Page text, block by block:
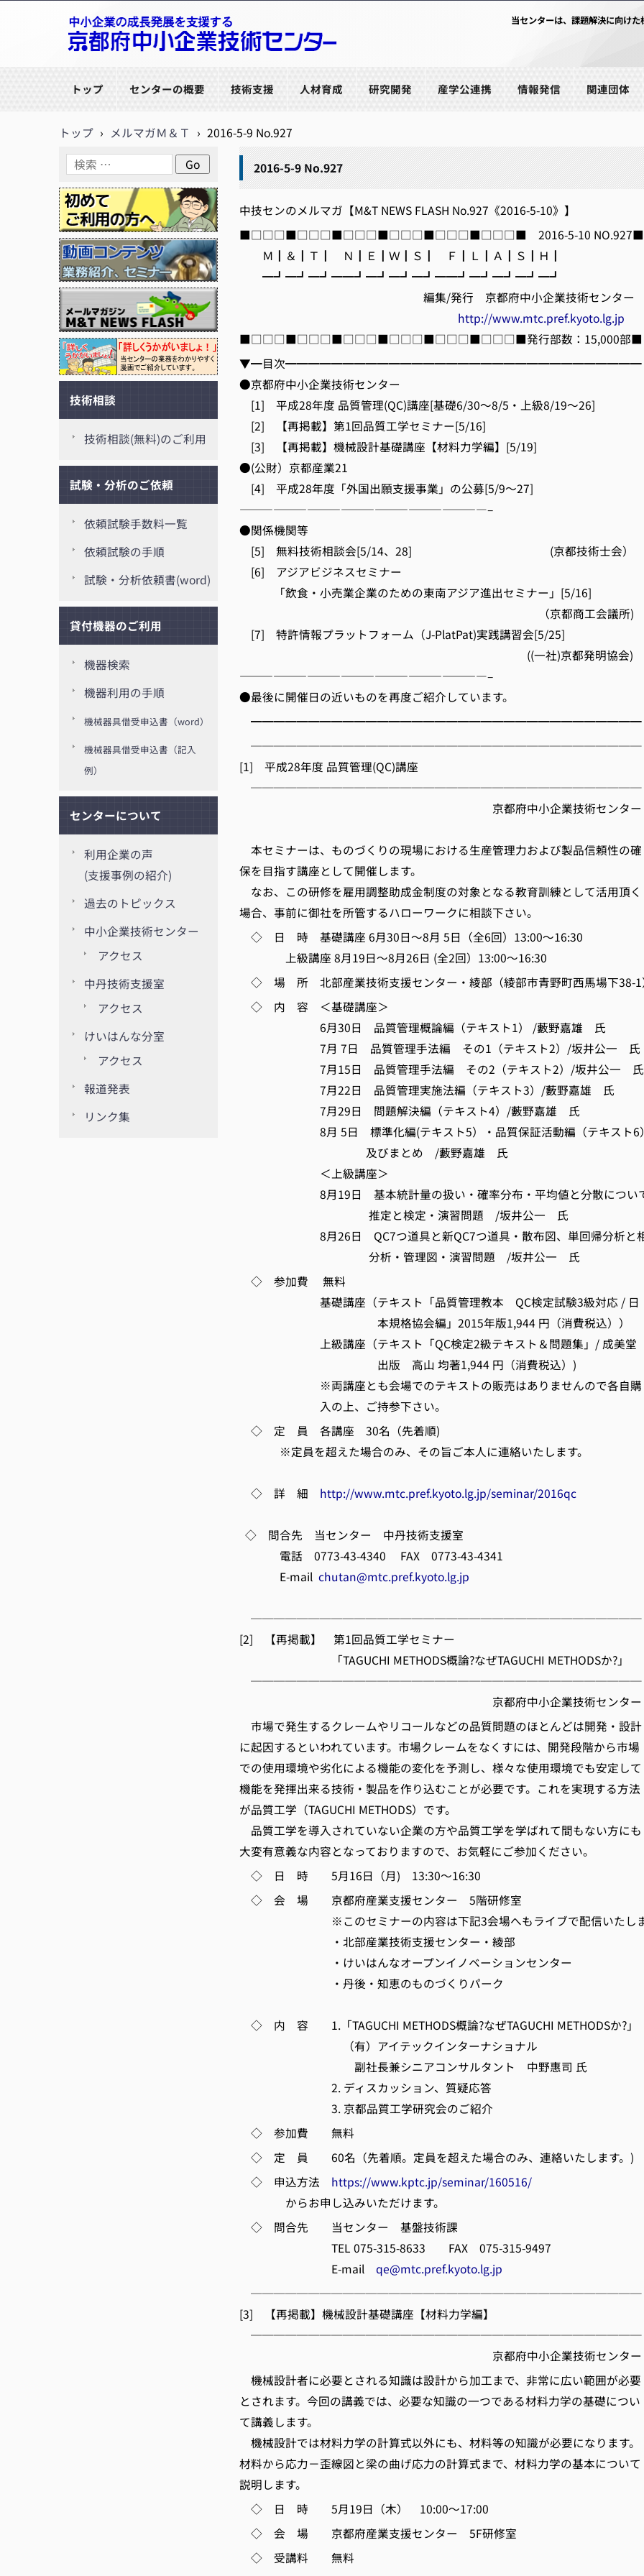
当センターは、課題解決に向け
トップ センターの概要 技術支援 人材育成 研究開発 産学公連携 情報発信 関連団体
トップ › メルマガＭ＆Ｔ › 2016-5-9 No.927
2016-5-9 No.927
中技センのメルマガ【M&T NEWS FLASH No.927《2016-5-10》】
■□□□■□□□■□□□■□□□■□□□■□□□■ 2016-5-10 NO.927■
Ｍ┃＆┃Ｔ┃ Ｎ┃Ｅ┃Ｗ┃Ｓ┃ Ｆ┃Ｌ┃Ａ┃Ｓ┃Ｈ┃
━┛━┛━┛━━┛━┛━┛━┛━━┛━┛━┛━┛━┛
編集/発行 京都府中小企業技術センター
http://www.mtc.pref.kyoto.lg.jp
■□□□■□□□■□□□■□□□■□□□■□□□■発行部数：15,000部■
▼━目次━━━━━━━━━━━━━━━━━━━━━━━━━━━━━━━
●京都府中小企業技術センター
[1] 平成28年度 品質管理(QC)講座[基礎6/30～8/5・上級8/19～26]
[2] 【再掲載】第1回品質工学セミナー[5/16]
[3] 【再掲載】機械設計基礎講座【材料力学編】[5/19]
●(公財）京都産業21
[4] 平成28年度「外国出願支援事業」の公募[5/9～27]
——————————————————————–
●関係機関等
[5] 無料技術相談会[5/14、28] (京都技術士会）
[6] アジアビジネスセミナー
「飲食・小売業企業のための東南アジア進出セミナー」[5/16]
（京都商工会議所)
[7] 特許情報プラットフォーム（J-PlatPat)実践講習会[5/25]
((一社)京都発明協会)
——————————————————————–
●最後に開催日の近いものを再度ご紹介しています。
━━━━━━━━━━━━━━━━━━━━━━━━━━━━━━━━━━
──────────────────────────────────
[1] 平成28年度 品質管理(QC)講座
──────────────────────────────────
京都府中小企業技術センター
本セミナーは、ものづくりの現場における生産管理力および製品信頼性の確
保を目指す講座として開催します。
なお、この研修を雇用調整助成金制度の対象となる教育訓練として活用頂く
場合、事前に御社を所管するハローワークに相談下さい。
◇ 日 時 基礎講座 6月30日～8月 5日（全6回）13:00～16:30
上級講座 8月19日～8月26日 (全2回）13:00～16:30
◇ 場 所 北部産業技術支援センター・綾部（綾部市青野町西馬場下38-1
◇ 内 容 ＜基礎講座＞
6月30日 品質管理概論編（テキスト1） /藪野嘉雄 氏
7月 7日 品質管理手法編 その1（テキスト2）/坂井公一 氏
7月15日 品質管理手法編 その2（テキスト2）/坂井公一 氏
7月22日 品質管理実施法編（テキスト3）/藪野嘉雄 氏
7月29日 問題解決編（テキスト4）/藪野嘉雄 氏
8月 5日 標準化編(テキスト5）・品質保証活動編（テキスト6
及びまとめ /藪野嘉雄 氏
＜上級講座＞
8月19日 基本統計量の扱い・確率分布・平均値と分散につい
推定と検定・演習問題 /坂井公一 氏
8月26日 QC7つ道具と新QC7つ道具・散布図、単回帰分析と
分析・管理図・演習問題 /坂井公一 氏
◇ 参加費 無料
基礎講座（テキスト「品質管理教本 QC検定試験3級対応 / 日
本規格協会編」2015年版1,944 円（消費税込））
上級講座（テキスト「QC検定2級テキスト＆問題集」/ 成美堂
出版 高山 均著1,944 円（消費税込）)
※両講座とも会場でのテキストの販売はありませんので各自購
入の上、ご持参下さい。
◇ 定 員 各講座 30名（先着順)
※定員を超えた場合のみ、その旨ご本人に連絡いたします。
◇ 詳 細 http://www.mtc.pref.kyoto.lg.jp/seminar/2016qc
◇ 問合先 当センター 中丹技術支援室
電話 0773-43-4340 FAX 0773-43-4341
E-mail chutan@mtc.pref.kyoto.lg.jp
──────────────────────────────────
[2] 【再掲載】 第1回品質工学セミナー
「TAGUCHI METHODS概論?なぜTAGUCHI METHODSか?
──────────────────────────────────
京都府中小企業技術センター
市場で発生するクレームやリコールなどの品質問題のほとんどは開発・設計
に起因するといわれています。市場クレームをなくすには、開発段階から市場
での使用環境や劣化による機能の変化を予測し、様々な使用環境でも安定して
機能を発揮出来る技術・製品を作り込むことが必要です。これを実現する方法
が品質工学（TAGUCHI METHODS）です。
品質工学を導入されていない企業の方や品質工学を学ばれて間もない方にも
大変有意義な内容となっておりますので、お気軽にご参加ください。
◇ 日 時 5月16日（月) 13:30～16:30
◇ 会 場 京都府産業支援センター 5階研修室
※このセミナーの内容は下記3会場へもライブで配信いたし
・北部産業技術支援センター・綾部
・けいはんなオープンイノベーションセンター
・丹後・知恵のものづくりパーク
◇ 内 容 1.「TAGUCHI METHODS概論?なぜTAGUCHI METHODSか?」
（有）アイテックインターナショナル
副社長兼シニアコンサルタント 中野惠司 氏
2. ディスカッション、質疑応答
3. 京都品質工学研究会のご紹介
◇ 参加費 無料
◇ 定 員 60名（先着順。定員を超えた場合のみ、連絡いたします。)
◇ 申込方法 https://www.kptc.jp/seminar/160516/
からお申し込みいただけます。
◇ 問合先 当センター 基盤技術課
TEL 075-315-8633 FAX 075-315-9497
E-mail qe@mtc.pref.kyoto.lg.jp
──────────────────────────────────
[3] 【再掲載】機械設計基礎講座【材料力学編】
──────────────────────────────────
京都府中小企業技術センター
機械設計者に必要とされる知識は設計から加工まで、非常に広い範囲が必要
とされます。今回の講義では、必要な知識の一つである材料力学の基礎につい
て講義します。
機械設計では材料力学の計算式以外にも、材料等の知識が必要になります。
材料から応力－歪線図と梁の曲げ応力の計算式まで、材料力学の基本について
説明します。
◇ 日 時 5月19日（木） 10:00～17:00
◇ 会 場 京都府産業支援センター 5F研修室
◇ 受講料 無料
技術相談
技術相談(無料)のご利用
試験・分析のご依頼
依頼試験手数料一覧
依頼試験の手順
試験・分析依頼書(word)
貸付機器のご利用
機器検索
機器利用の手順
機械器具借受申込書（word）
機械器具借受申込書（記入
例）
センターについて
利用企業の声
(支援事例の紹介)
過去のトピックス
中小企業技術センター
アクセス
中丹技術支援室
アクセス
けいはんな分室
アクセス
報道発表
リンク集